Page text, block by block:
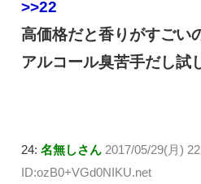
>>22
高価格だと香りがすごい
アルコール臭苦手だし試
24: 名無しさん 2017/05/29(月)
ID:ozB0+VGd0NIKU.net